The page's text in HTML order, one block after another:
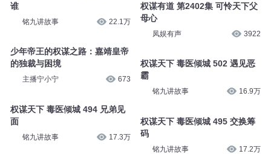
谁
铭九讲故事 22.1万
少年帝王的权谋之路：嘉靖皇帝
的独裁与困境
主播宁小宁 673
权谋天下 毒医倾城 494 兄弟见
面
铭九讲故事 17.3万
权谋有道 第2402集 可怜天下父
母心
凤娱有声 3922
权谋天下 毒医倾城 502 遇见恶
霸
铭九讲故事 16.9万
权谋天下 毒医倾城 495 交换筹
码
铭九讲故事 17.2万